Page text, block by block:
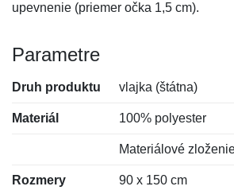
upevnenie (priemer očka 1,5 cm).
Parametre
Druh produktu vlajka (štátna)
Materiál 100% polyester
Materiálové
Rozmery 90 x 150 cm